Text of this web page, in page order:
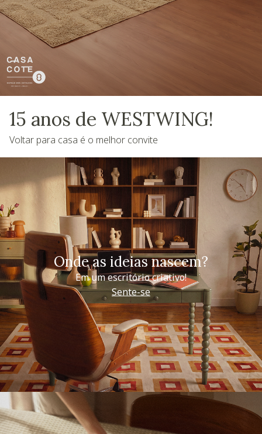
15 anos de WESTWING!
Voltar para casa é o melhor convite
Onde as ideias nascem?
Em um escritório criativo!
Sente-se